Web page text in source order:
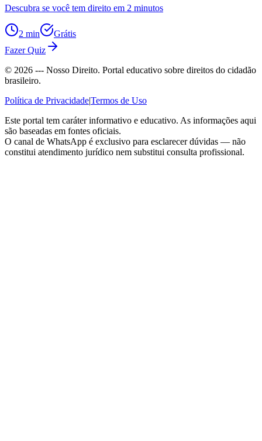
Descubra se você tem direito em 2 minutos
2 min
Grátis
Fazer Quiz
© 2026 --- Nosso Direito. Portal educativo sobre direitos do cidadão
brasileiro.
Política de Privacidade|Termos de Uso
Este portal tem caráter informativo e educativo. As informações aqui
são baseadas em fontes oficiais.
O canal de WhatsApp é exclusivo para esclarecer dúvidas — não
constitui atendimento jurídico nem substitui consulta profissional.